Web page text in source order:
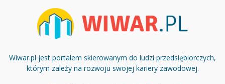
Wiwar.pl jest portalem skierowanym do ludzi przedsiębiorczych,
którym zależy na rozwoju swojej kariery zawodowej.